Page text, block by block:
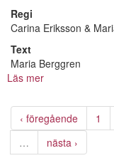
Regi
Carina Eriksson &
Text
Maria Berggren
Läs mer
‹ föregående
1
…
nästa ›